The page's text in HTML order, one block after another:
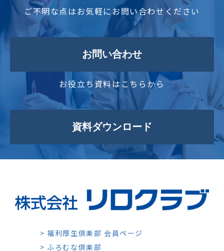
ご不明な点はお気軽にお問い合わせください
お問い合わせ
お役立ち資料はこちらから
資料ダウンロード
> 福利厚生倶楽部 会員ページ
> ふろむな倶楽部